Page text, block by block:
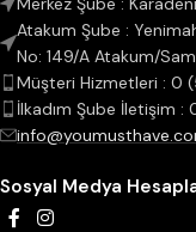
Atakum Şube :
No: 149/A Atakum/
Müşteri Hizmetleri : 0
İlkadım Şube İletişim
Sosyal Medya